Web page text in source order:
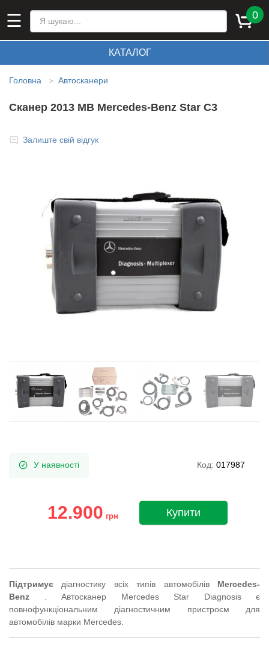
☰ 0
КАТАЛОГ
Головна > Автосканери
Сканер 2013 MB Mercedes-Benz Star C3
Залиште свій відгук
У наявності Код: 017987
12.900 грн Купити
Підтримує діагностику всіх типів автомобілів
Mercedes-
Benz
Автосканер Mercedes Star Diagnosis є
повнофункціональним діагностичним пристроєм для
автомобілів марки Mercedes.